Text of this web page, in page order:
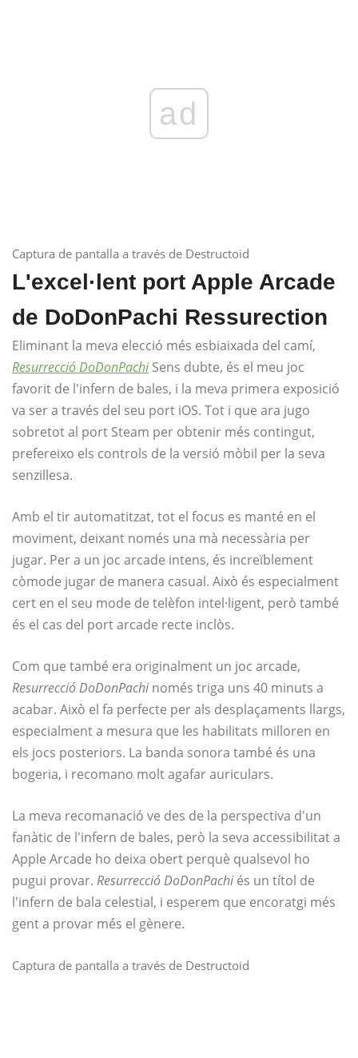
ad
Captura de pantalla a través de Destructoid
L'excel·lent port Apple Arcade
de DoDonPachi Ressurection
Eliminant la meva elecció més esbiaixada del camí,
Resurrecció DoDonPachi Sens dubte, és el meu joc
favorit de l'infern de bales, i la meva primera exposició
va ser a través del seu port iOS. Tot i que ara jugo
sobretot al port Steam per obtenir més contingut,
prefereixo els controls de la versió mòbil per la seva
senzillesa.
Amb el tir automatitzat, tot el focus es manté en el
moviment, deixant només una mà necessària per
jugar. Per a un joc arcade intens, és increïblement
còmode jugar de manera casual. Això és especialment
cert en el seu mode de telèfon intel·ligent, però també
és el cas del port arcade recte inclòs.
Com que també era originalment un joc arcade,
Resurrecció DoDonPachi només triga uns 40 minuts a
acabar. Això el fa perfecte per als desplaçaments llargs,
especialment a mesura que les habilitats milloren en
els jocs posteriors. La banda sonora també és una
bogeria, i recomano molt agafar auriculars.
La meva recomanació ve des de la perspectiva d'un
fanàtic de l'infern de bales, però la seva accessibilitat a
Apple Arcade ho deixa obert perquè qualsevol ho
pugui provar. Resurrecció DoDonPachi és un títol de
l'infern de bala celestial, i esperem que encoratgi més
gent a provar més el gènere.
Captura de pantalla a través de Destructoid